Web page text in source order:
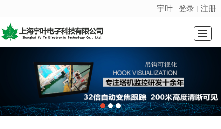
很遗憾，因您的浏览器版本过低导致无法获得最佳浏览体验，推荐下载安装谷歌浏览器！
宇叶 登录 丨 注册
留言反馈